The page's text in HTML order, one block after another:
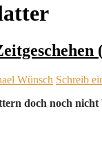
Wünsch Schreib
doch noch nicht